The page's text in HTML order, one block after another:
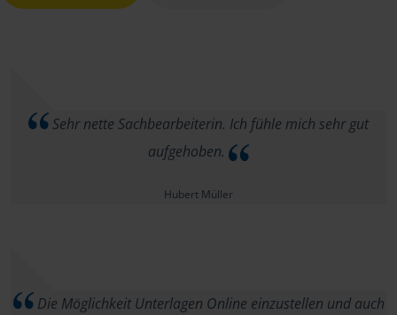
Sehr nette Sachbearbeiterin. Ich fühle mich sehr gut
aufgehoben.
Hubert Müller
Die Möglichkeit Unterlagen Online einzustellen und auch